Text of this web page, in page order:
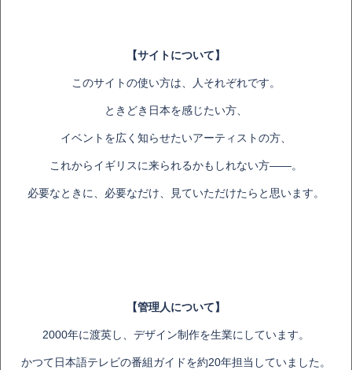
【サイトについて】
このサイトの使い方は、人それぞれです。
ときどき日本を感じたい方、
イベントを広く知らせたいアーティストの方、
これからイギリスに来られるかもしれない方——。
必要なときに、必要なだけ、見ていただけたらと思います。
【管理人について】
2000年に渡英し、デザイン制作を生業にしています。
かつて日本語テレビの番組ガイドを約20年担当していました。